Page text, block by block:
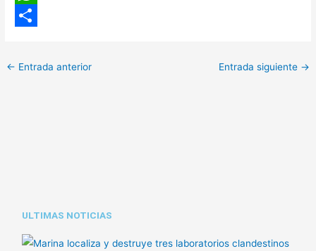
o
y
W
ao
← Entrada anterior Entrada siguiente →
ULTIMAS NOTICIAS